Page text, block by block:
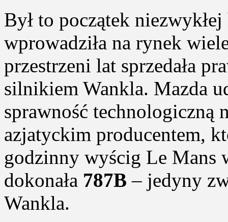
Był to początek
wprowadziła na rynek
przestrzeni lat sprzedała
silnikiem Wankla. Mazda
sprawność technologiczną
azjatyckim producentem,
godzinny wyścig Le Mans
dokonała 787B – jedyny
Wankla.